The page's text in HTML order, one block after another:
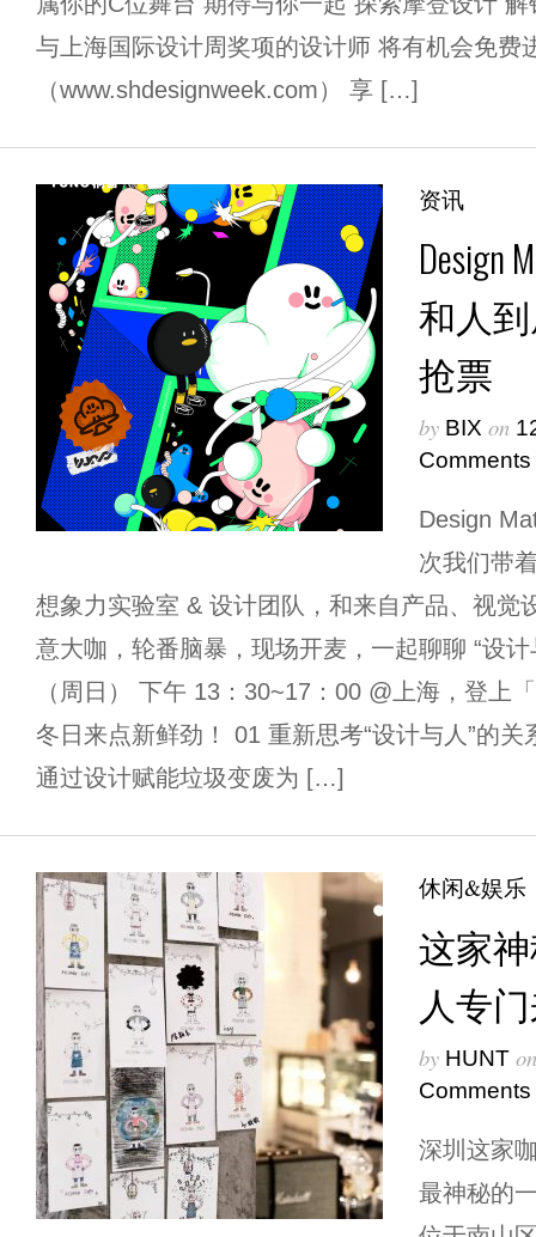
与上海国际设计周奖项的设计师 将有机会免费
（www.shdesignweek.com） 享 […]
资讯
Design
和人
抢票
by BIX on
Comments
Design
次我们带
想象力实验室 & 设计团队，和来自产品、视觉
意大咖，轮番脑暴，现场开麦，一起聊聊 “设
（周日） 下午 13：30~17：00 @上海，登上
冬日来点新鲜劲！ 01 重新思考“设计与人”的关
通过设计赋能垃圾变废为 […]
休闲&娱乐
这家
人专
by HUNT
Comments
深圳这家
最神秘的